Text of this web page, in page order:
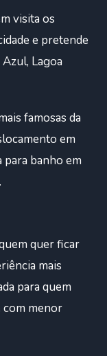
visita os
e pretende
Lagoa
famosas da
em
para banho em
quer ficar
mais
para quem
com menor